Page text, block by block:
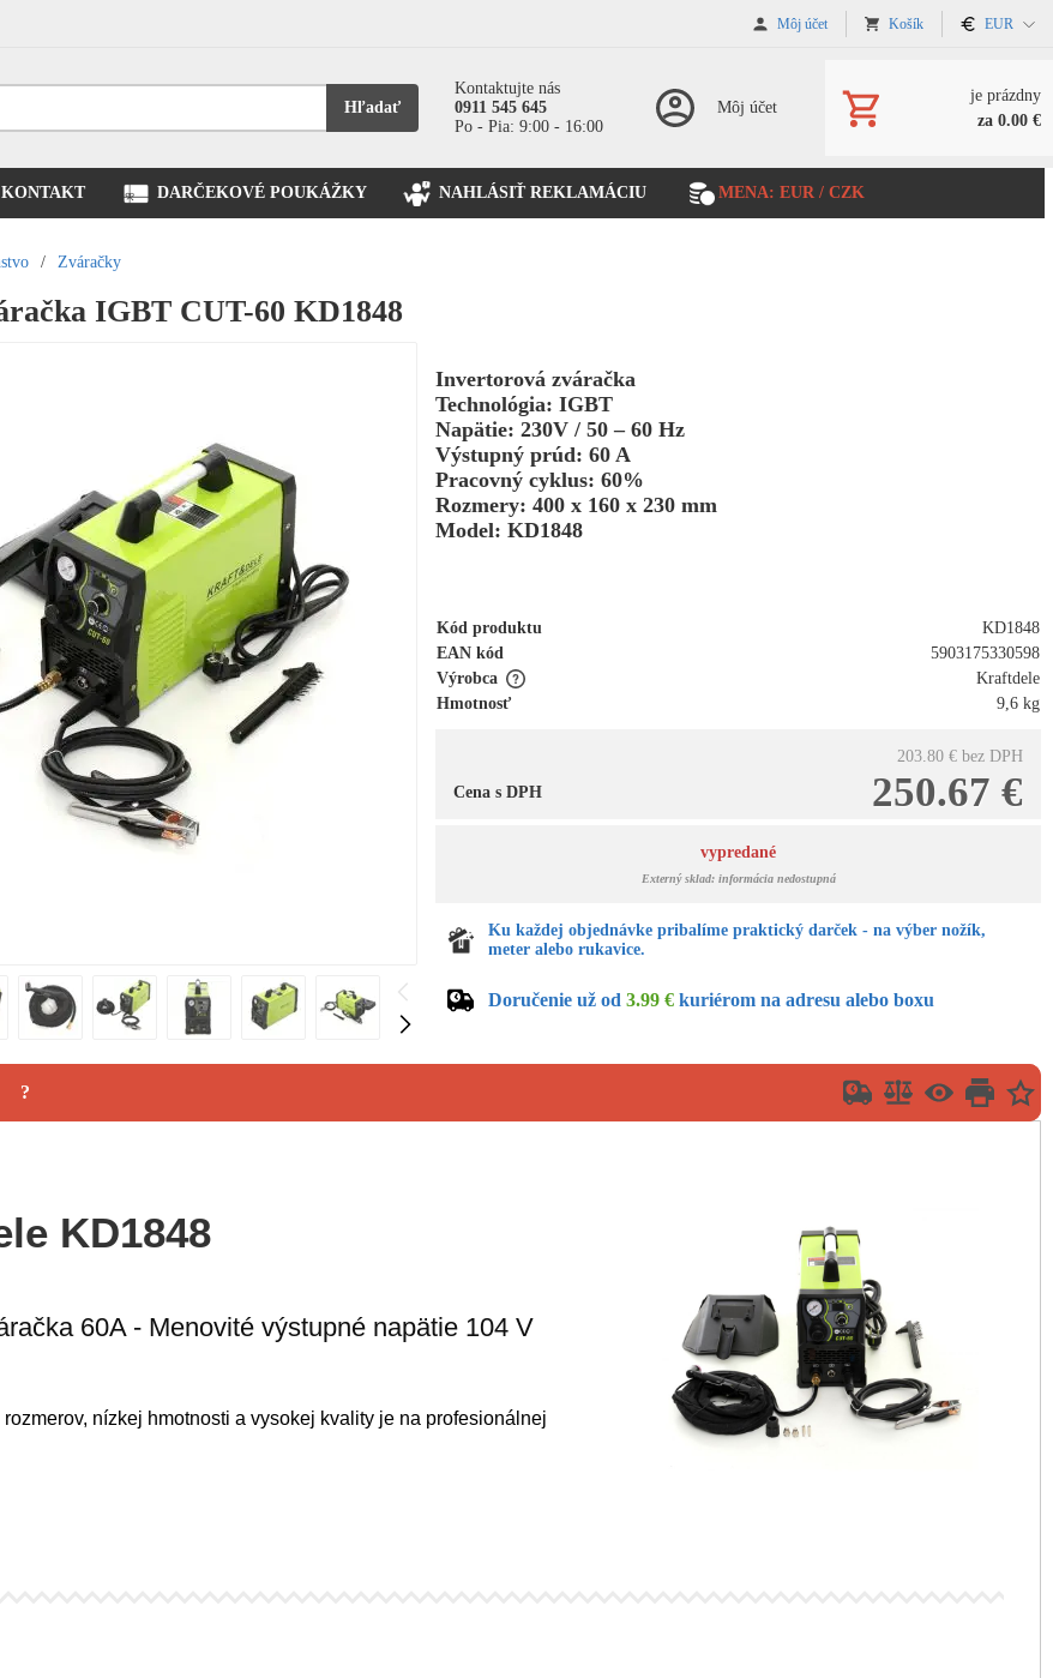
Môj účet Košík EUR
Hľadať
Kontaktujte nás
0911 545 645
Po - Pia: 9:00 - 16:00
Môj účet
je prázdny
za 0.00 €
KONTAKT DARČEKOVÉ POUKÁŽKY NAHLÁSIŤ REKLAMÁCIU MENA: EUR / CZK
/ Zváračky
IGBT CUT-60 KD1848
Invertorová zváračka
Technológia: IGBT
Napätie: 230V / 50 – 60 Hz
Výstupný prúd: 60 A
Pracovný cyklus: 60%
Rozmery: 400 x 160 x 230 mm
Model: KD1848
Kód produktu
KD1848
EAN kód
5903175330598
Výrobca
Kraftdele
Hmotnosť
9,6 kg
203.80 € bez DPH
250.67 €
Cena s DPH
vypredané
Externý sklad: informácia nedostupná
Ku každej objednávke pribalíme praktický darček - na výber nožík,
meter alebo rukavice.
Doručenie už od3.99 € kuriérom na adresu alebo boxu
?
KD1848
60A - Menovité výstupné napätie 104 V
nízkej hmotnosti a vysokej kvality je na profesionálnej